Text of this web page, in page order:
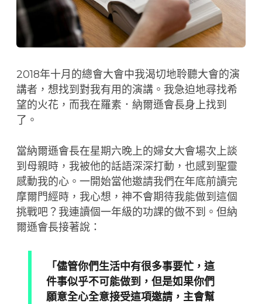
2018年十月的總會大會中我渴切地聆聽大會的演
講者，想找到對我有用的演講。我急迫地尋找希
望的火花，而我在羅素．納爾遜會長身上找到
了。
當納爾遜會長在星期六晚上的婦女大會場次上談
到母親時，我被他的話語深深打動，也感到聖靈
感動我的心。一開始當他邀請我們在年底前讀完
摩爾門經時，我心想，神不會期待我能做到這個
挑戰吧？我連讀個一年級的功課的做不到。但納
爾遜會長接著說：
「儘管你們生活中有很多事要忙，這
件事似乎不可能做到，但是如果你們
願意全心全意接受這項邀請，主會幫